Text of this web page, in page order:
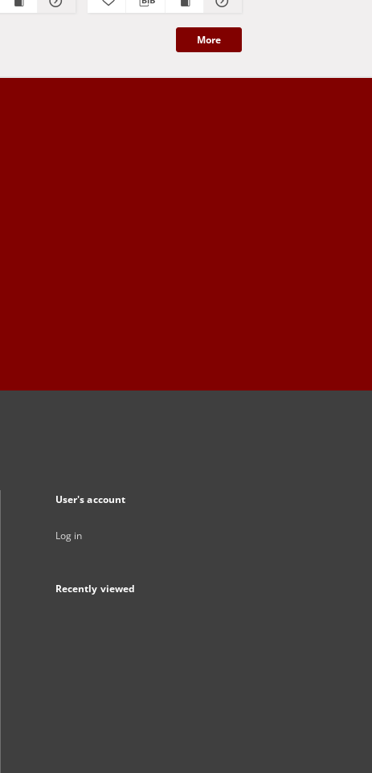
More
User's account
Log in
Recently viewed